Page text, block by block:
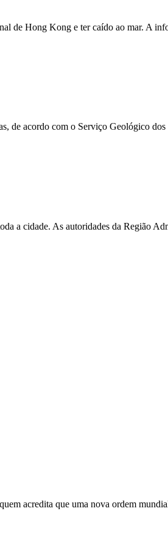
de Hong Kong e ter caído ao mar. A
de acordo com o Serviço Geológico
a cidade. As autoridades da Região
acredita que uma nova ordem